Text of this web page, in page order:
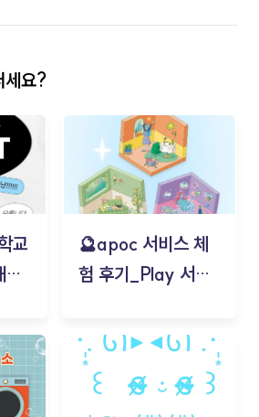
세요?
교
🔮apoc 서비스 체
험 후기_Play 서비
김태현